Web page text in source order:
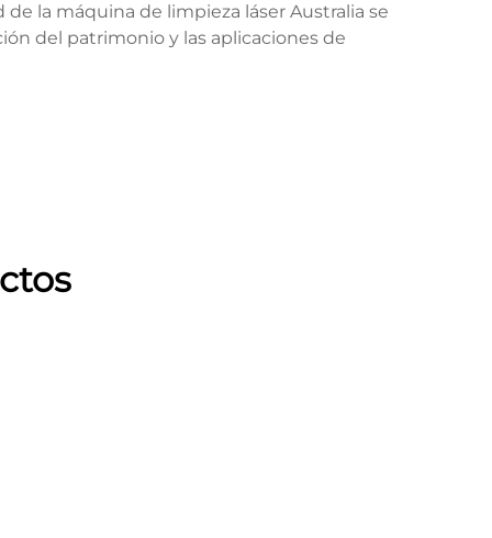
la máquina de limpieza láser Australia se
del patrimonio y las aplicaciones de